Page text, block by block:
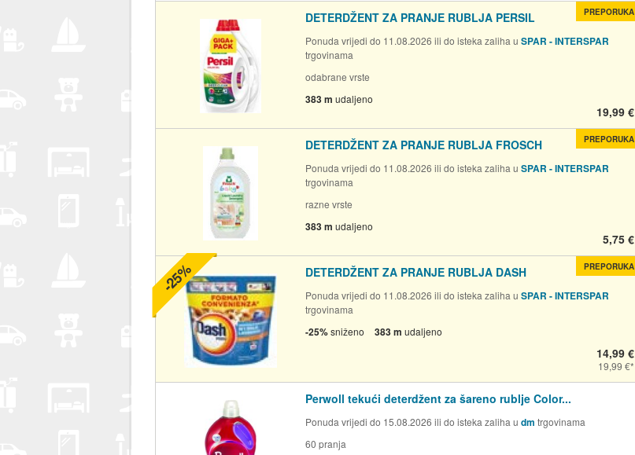
DETERDŽENT ZA PRANJE RUBLJA PERSIL
Ponuda vrijedi do 11.08.2026 ili do isteka zaliha u SPAR - INTERSPAR
trgovinama
odabrane vrste
383 m udaljeno
19,99 €
PREPORUKA
DETERDŽENT ZA PRANJE RUBLJA FROSCH
Ponuda vrijedi do 11.08.2026 ili do isteka zaliha u SPAR - INTERSPAR
trgovinama
razne vrste
383 m udaljeno
5,75 €
PREPORUKA
DETERDŽENT ZA PRANJE RUBLJA DASH
Ponuda vrijedi do 11.08.2026 ili do isteka zaliha u SPAR - INTERSPAR
trgovinama
-25%sniženo 383 m udaljeno
14,99 €
19,99 €
PREPORUKA
-25%
Perwoll tekući deterdžent za šareno rublje Color...
Ponuda vrijedi do 15.08.2026 ili do isteka zaliha u dm trgovinama
60 pranja